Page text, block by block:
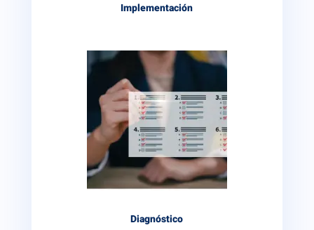
Implementación
Diagnóstico